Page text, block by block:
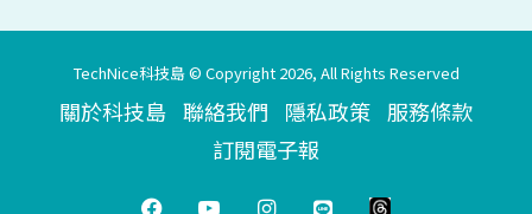
TechNice科技島 © Copyright 2026, All Rights Reserved
關於科技島 聯絡我們 隱私政策 服務條款
訂閱電子報